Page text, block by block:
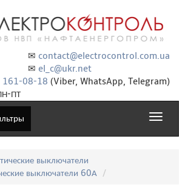
✉ contact@electrocontrol.com.ua
✉ el_c@ukr.net
161-08-18 (Viber, WhatsApp, Telegram)
ПТ
Toggle
выключатели
выключатели 60А